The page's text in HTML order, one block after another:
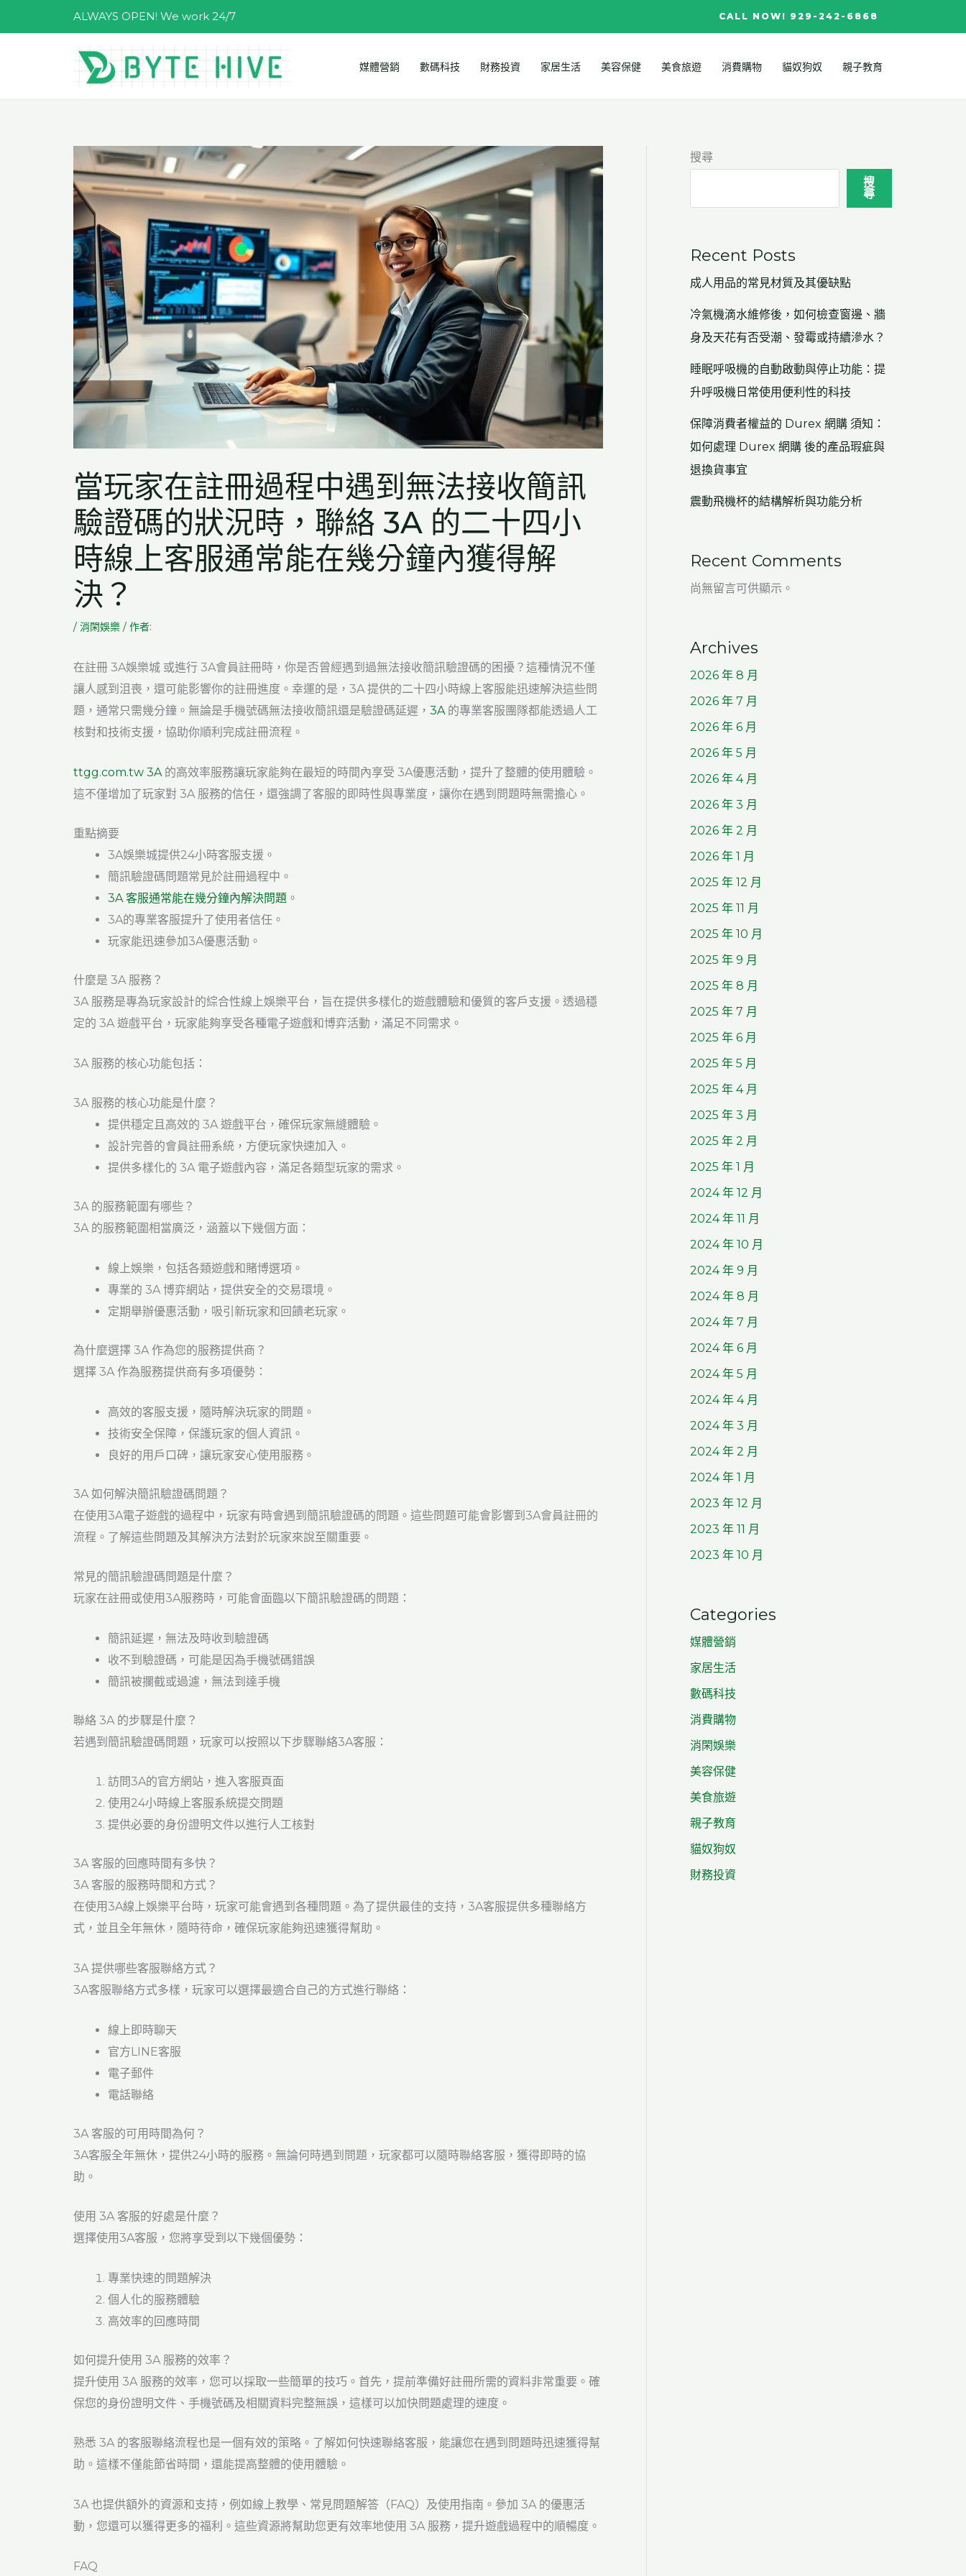
至
ALWAYS OPEN! We work 24/7 CALL NOW! 929-242-6868
媒體營銷 數碼科技 財務投資 家居生活 美容保健 美食旅遊 消費購物 貓奴狗奴 親子教育
當玩家在註冊過程中遇到無法接收簡訊
驗證碼的狀況時，聯絡 3A 的二十四小
時線上客服通常能在幾分鐘內獲得解
決？
/ 消閑娛樂 / 作者:
在註冊 3A娛樂城 或進行 3A會員註冊時，你是否曾經遇到過無法接收簡訊驗證碼的困擾？這種情況不僅
讓人感到沮喪，還可能影響你的註冊進度。幸運的是，3A 提供的二十四小時線上客服能迅速解決這些問
題，通常只需幾分鐘。無論是手機號碼無法接收簡訊還是驗證碼延遲， 3A的專業客服團隊都能透過人工
核對和技術支援，協助你順利完成註冊流程。
ttgg.com.tw 3A 的高效率服務讓玩家能夠在最短的時間內享受 3A優惠活動，提升了整體的使用體驗。
這不僅增加了玩家對 3A 服務的信任，還強調了客服的即時性與專業度，讓你在遇到問題時無需擔心。
重點摘要
3A娛樂城提供24小時客服支援。
簡訊驗證碼問題常見於註冊過程中。
3A 客服通常能在幾分鐘內解決問題 。
3A的專業客服提升了使用者信任。
玩家能迅速參加3A優惠活動。
什麼是 3A 服務？
3A 服務是專為玩家設計的綜合性線上娛樂平台，旨在提供多樣化的遊戲體驗和優質的客戶支援。透過穩
定的 3A 遊戲平台，玩家能夠享受各種電子遊戲和博弈活動，滿足不同需求。
3A 服務的核心功能包括：
3A 服務的核心功能是什麼？
提供穩定且高效的 3A 遊戲平台，確保玩家無縫體驗。
設計完善的會員註冊系統，方便玩家快速加入。
提供多樣化的 3A 電子遊戲內容，滿足各類型玩家的需求。
3A 的服務範圍有哪些？
3A 的服務範圍相當廣泛，涵蓋以下幾個方面：
線上娛樂，包括各類遊戲和賭博選項。
專業的 3A 博弈網站，提供安全的交易環境。
定期舉辦優惠活動，吸引新玩家和回饋老玩家。
為什麼選擇 3A 作為您的服務提供商？
選擇 3A 作為服務提供商有多項優勢：
高效的客服支援，隨時解決玩家的問題。
技術安全保障，保護玩家的個人資訊。
良好的用戶口碑，讓玩家安心使用服務。
3A 如何解決簡訊驗證碼問題？
在使用3A電子遊戲的過程中，玩家有時會遇到簡訊驗證碼的問題。這些問題可能會影響到3A會員註冊的
流程。了解這些問題及其解決方法對於玩家來說至關重要。
常見的簡訊驗證碼問題是什麼？
玩家在註冊或使用3A服務時，可能會面臨以下簡訊驗證碼的問題：
簡訊延遲，無法及時收到驗證碼
收不到驗證碼，可能是因為手機號碼錯誤
簡訊被攔截或過濾，無法到達手機
聯絡 3A 的步驟是什麼？
若遇到簡訊驗證碼問題，玩家可以按照以下步驟聯絡3A客服：
訪問3A的官方網站，進入客服頁面
使用24小時線上客服系統提交問題
提供必要的身份證明文件以進行人工核對
3A 客服的回應時間有多快？
3A 客服的服務時間和方式？
在使用3A線上娛樂平台時，玩家可能會遇到各種問題。為了提供最佳的支持，3A客服提供多種聯絡方
式，並且全年無休，隨時待命，確保玩家能夠迅速獲得幫助。
3A 提供哪些客服聯絡方式？
3A客服聯絡方式多樣，玩家可以選擇最適合自己的方式進行聯絡：
線上即時聊天
官方LINE客服
電子郵件
電話聯絡
3A 客服的可用時間為何？
3A客服全年無休，提供24小時的服務。無論何時遇到問題，玩家都可以隨時聯絡客服，獲得即時的協
助。
使用 3A 客服的好處是什麼？
選擇使用3A客服，您將享受到以下幾個優勢：
專業快速的問題解決
個人化的服務體驗
高效率的回應時間
如何提升使用 3A 服務的效率？
提升使用 3A 服務的效率，您可以採取一些簡單的技巧。首先，提前準備好註冊所需的資料非常重要。確
保您的身份證明文件、手機號碼及相關資料完整無誤，這樣可以加快問題處理的速度。
熟悉 3A 的客服聯絡流程也是一個有效的策略。了解如何快速聯絡客服，能讓您在遇到問題時迅速獲得幫
助。這樣不僅能節省時間，還能提高整體的使用體驗。
3A 也提供額外的資源和支持，例如線上教學、常見問題解答（FAQ）及使用指南。參加 3A 的優惠活
動，您還可以獲得更多的福利。這些資源將幫助您更有效率地使用 3A 服務，提升遊戲過程中的順暢度。
FAQ
搜尋
搜
尋
Recent Posts
成人用品的常見材質及其優缺點
冷氣機滴水維修後，如何檢查窗邊、牆
身及天花有否受潮、發霉或持續滲水？
睡眠呼吸機的自動啟動與停止功能：提
升呼吸機日常使用便利性的科技
保障消費者權益的 Durex 網購 須知：
如何處理 Durex 網購 後的產品瑕疵與
退換貨事宜
震動飛機杯的結構解析與功能分析
Recent Comments
尚無留言可供顯示。
Archives
2026 年 8 月
2026 年 7 月
2026 年 6 月
2026 年 5 月
2026 年 4 月
2026 年 3 月
2026 年 2 月
2026 年 1 月
2025 年 12 月
2025 年 11 月
2025 年 10 月
2025 年 9 月
2025 年 8 月
2025 年 7 月
2025 年 6 月
2025 年 5 月
2025 年 4 月
2025 年 3 月
2025 年 2 月
2025 年 1 月
2024 年 12 月
2024 年 11 月
2024 年 10 月
2024 年 9 月
2024 年 8 月
2024 年 7 月
2024 年 6 月
2024 年 5 月
2024 年 4 月
2024 年 3 月
2024 年 2 月
2024 年 1 月
2023 年 12 月
2023 年 11 月
2023 年 10 月
Categories
媒體營銷
家居生活
數碼科技
消費購物
消閑娛樂
美容保健
美食旅遊
親子教育
貓奴狗奴
財務投資